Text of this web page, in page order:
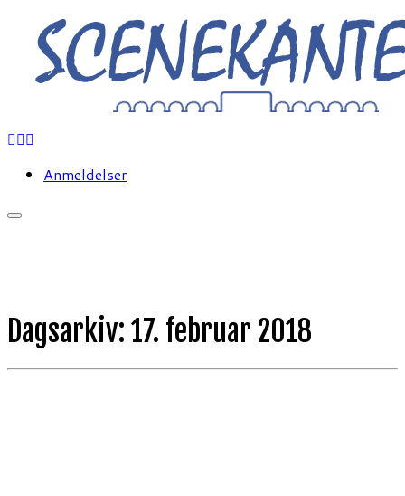
Fortsæt
indhold
Anmeldelser
Dagsarkiv: 17. februar 2018